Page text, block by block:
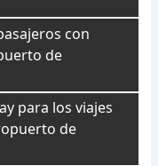
con
de
para los viajes
de